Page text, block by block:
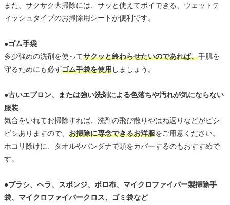
また、サクサク大掃除には、サッと使えてポイできる、ウェットテ
ィッシュタイプのお掃除用シートが便利です。
●ゴム手袋
多少強めの洗剤を使ってサクッと終わらせたいのであれば、手肌を
守るためにも必ずゴム手袋を使用しましょう。
●古いエプロン、または強い洗剤による色落ちや汚れが気にならない
服装
気合をいれてお掃除すれば、洗剤の飛び散りやはね返りなどがビシ
ビシありますので、 お掃除に専念できるお洋服をご用意ください。
ホコリ除けに、タオルやバンダナで頭をカバーするのもおすすめで
す。
●ブラシ、ヘラ、スポンジ、ボロ布、マイクロファイバー製掃除手
袋、マイクロファイバークロス、ゴミ袋など